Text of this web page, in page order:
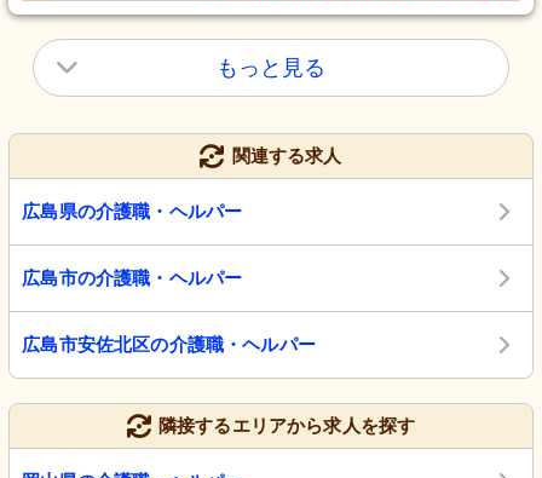
もっと見る
関連する求人
広島県の介護職・ヘルパー
広島市の介護職・ヘルパー
広島市安佐北区の介護職・ヘルパー
隣接するエリアから求人を探す